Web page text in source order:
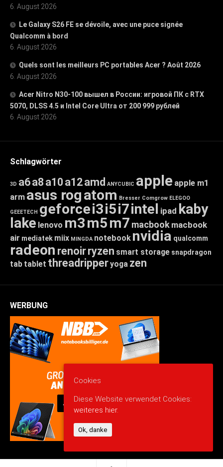
6. August 2026
Le Galaxy S26 FE se dévoile, avec une puce signée
Qualcomm à bord
6. August 2026
Quels sont les meilleurs PC portables Acer ? Août 2026
6. August 2026
Acer Nitro N30-100 вышел в России: игровой ПК с RTX
5070, DLSS 4.5 и Intel Core Ultra от 200 999 рублей
6. August 2026
Schlagwörter
3D a6a8 a10 a12amd ANYCUBIC apple apple m1
arm asus rogatom Bresser Comgrow ELEGOO
GEEETECH geforcei3i5i7intel ipad kaby
lake lenovo m3m5m7 macbook macbook
air mediatek miix MINGDA notebook nvidia qualcomm
radeon renoirryzen smart storage snapdragon
tab tablet threadripperyoga zen
WERBUNG
Cookies
Diese Website verwendet Cookies:
weiteres hier.
Ok, danke